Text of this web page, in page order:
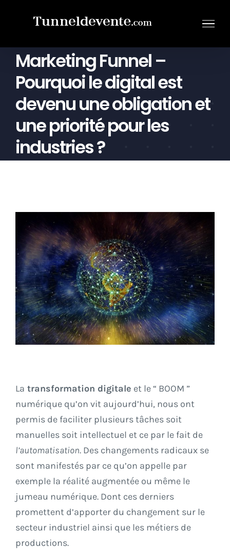
Marketing Funnel –
Pourquoi le digital est
devenu une obligation et
une priorité pour les
industries ?
La transformation digitale et le “ BOOM ”
numérique qu’on vit aujourd’hui, nous ont
permis de faciliter plusieurs tâches soit
manuelles soit intellectuel et ce par le fait de
l’automatisation. Des changements radicaux se
sont manifestés par ce qu’on appelle par
exemple la réalité augmentée ou même le
jumeau numérique. Dont ces derniers
promettent d’apporter du changement sur le
secteur industriel ainsi que les métiers de
productions.